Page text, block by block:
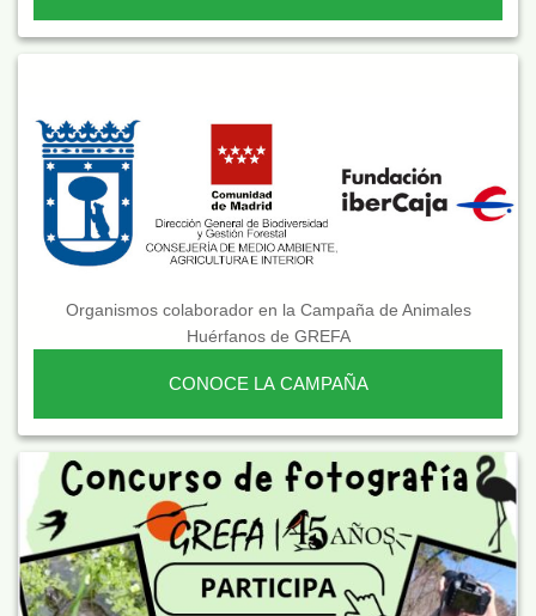
Organismos colaborador en la Campaña de Animales
Huérfanos de GREFA
CONOCE LA CAMPAÑA